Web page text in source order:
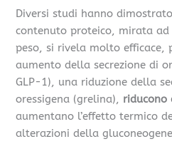
Diversi studi hanno
contenuto proteico, mirata
peso, si rivela molto efficace,
aumento della secrezione di
GLP-1), una riduzione della
oressigena (grelina), riducono
aumentano l’effetto termico
alterazioni della